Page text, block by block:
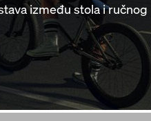
između stola i ručnog